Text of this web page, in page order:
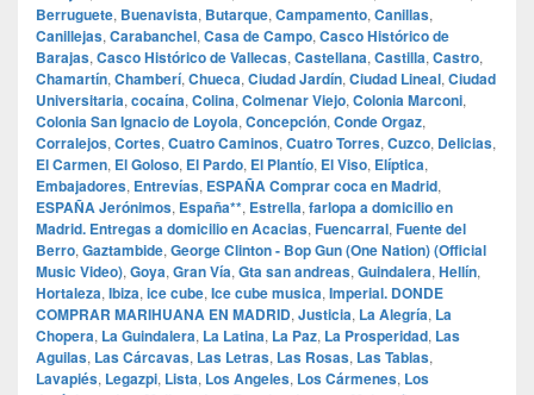
Berruguete, Buenavista, Butarque, Campamento, Canillas,
Canillejas, Carabanchel, Casa de Campo, Casco Histórico de
Barajas, Casco Histórico de Vallecas, Castellana, Castilla, Castro,
Chamartín, Chamberí, Chueca, Ciudad Jardín, Ciudad Lineal, Ciudad
Universitaria, cocaína, Colina, Colmenar Viejo, Colonia Marconi,
Colonia San Ignacio de Loyola, Concepción, Conde Orgaz,
Corralejos, Cortes, Cuatro Caminos, Cuatro Torres, Cuzco, Delicias,
El Carmen, El Goloso, El Pardo, El Plantío, El Viso, Elíptica,
Embajadores, Entrevías, ESPAÑA Comprar coca en Madrid,
ESPAÑA Jerónimos, España**, Estrella, farlopa a domicilio en
Madrid. Entregas a domicilio en Acacias, Fuencarral, Fuente del
Berro, Gaztambide, George Clinton - Bop Gun (One Nation) (Official
Music Video), Goya, Gran Vía, Gta san andreas, Guindalera, Hellín,
Hortaleza, Ibiza, ice cube, Ice cube musica, Imperial. DONDE
COMPRAR MARIHUANA EN MADRID, Justicia, La Alegría, La
Chopera, La Guindalera, La Latina, La Paz, La Prosperidad, Las
Aguilas, Las Cárcavas, Las Letras, Las Rosas, Las Tablas,
Lavapiés, Legazpi, Lista, Los Angeles, Los Cármenes, Los